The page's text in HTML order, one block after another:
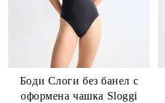
Боди Слоги без банел с
оформена чашка Sloggi